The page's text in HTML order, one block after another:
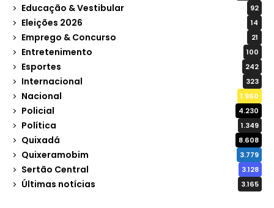
Educação & Vestibular 92
Eleições 2026 14
Emprego & Concurso 21
Entretenimento 100
Esportes 242
Internacional 323
Nacional 1.960
Policial 4.230
Política 1.349
Quixadá 8.608
Quixeramobim 3.779
Sertão Central 3.128
Últimas notícias 3.165